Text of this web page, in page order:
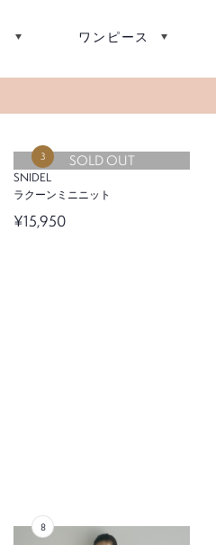
ワンピース
SOLD OUT
SNIDEL
ラクーンミニニット
¥15,950